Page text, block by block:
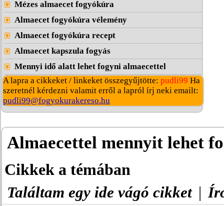
Mézes almaecet fogyókúra
Almaecet fogyókúra vélemény
Almaecet fogyókúra recept
Almaecet kapszula fogyás
Mennyi idő alatt lehet fogyni almaecettel
A lapra a cikkeket / linkeket összegyűjtötte: pudli99 Ha
szeretnél kérdezni valamit erről a lapról írj neki emailt:
pudli99@fogyokurakereso.hu
Almaecettel mennyit lehet
Cikkek a témában
Találtam egy ide vágó cikket